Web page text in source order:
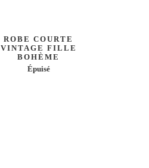
ROBE COURTE
VINTAGE FILLE
BOHÈME
Épuisé